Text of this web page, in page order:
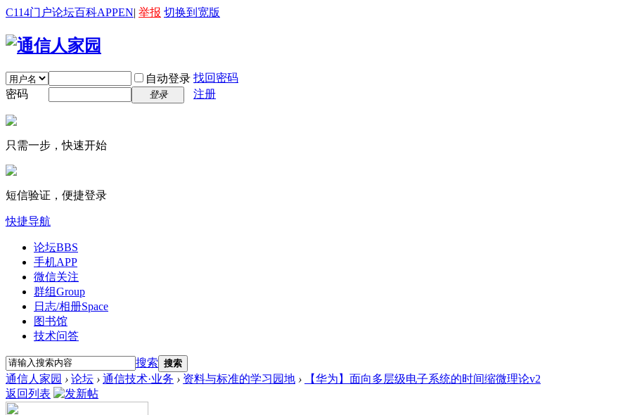
C114门户论坛百科APPEN| 举报 切换到宽版
自动登录 找回密码
密码
登录 注册
只需一步，快速开始
短信验证，便捷登录
快捷导航
论坛BBS
手机APP
微信关注
群组Group
日志/相册Space
图书馆
技术问答
搜索 搜索
通信人家园 › 论坛 › 通信技术·业务 › 资料与标准的学习园地 ›
【华为】面向多层级电子系统的时间缩微理论v2
返回列表